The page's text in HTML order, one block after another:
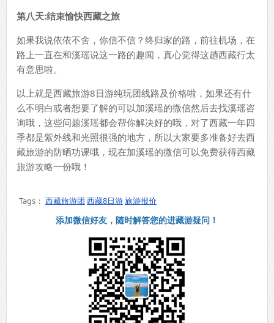
第八天:结束愉快西藏之旅
如果我说依依不舍，你信不信？终归家的路，前往机场，在
路上一直在和溪瑶说这一路的趣闻，真心觉得这趟西藏行太
有意思啦。
以上就是西藏旅游8日游纯玩团线路及价格啦，如果还有什
么不明白或者想要了解的可以加溪瑶的微信然后去找溪瑶咨
询哦，这些问题溪瑶都会帮你解决好的哦，对了西藏一年四
季都是紫外线和光照很强的地方，所以大家要多准备好去西
藏旅游的防晒功课哦，现在加溪瑶的微信可以免费获得西藏
旅游攻略一份哦！
Tags： 西藏旅游团 西藏8日游旅游报价
添加微信好友，随时解答您的进藏游疑问！